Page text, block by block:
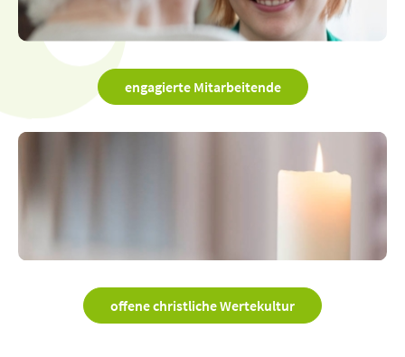
engagierte Mitarbeitende
offene christliche Wertekultur